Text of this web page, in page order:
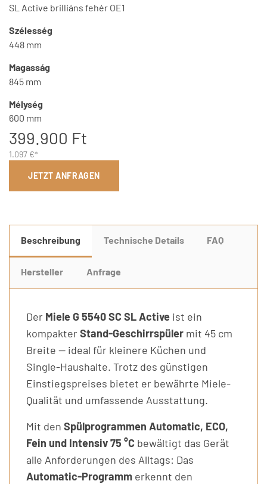
SL Active brilliáns fehér OE1
Szélesség
448 mm
Magasság
845 mm
Mélység
600 mm
399.900 Ft
1.097 €*
JETZT ANFRAGEN
Beschreibung Technische Details FAQ
Hersteller Anfrage
Der Miele G 5540 SC SL Active ist ein
kompakterStand-Geschirrspüler mit 45 cm
Breite — ideal für kleinere Küchen und
Single-Haushalte. Trotz des günstigen
Einstiegspreises bietet er bewährte Miele-
Qualität und umfassende Ausstattung.
Mit den Spülprogrammen Automatic, ECO,
Fein und Intensiv 75 °C bewältigt das Gerät
alle Anforderungen des Alltags: Das
Automatic-Programm erkennt den